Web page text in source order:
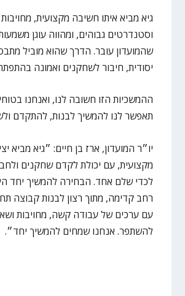
גיא מביא איתו חשיבה מקצועית, מחויבות
וסטנדרטים גבוהים, ומהווה עוגן
שהמועדון עובר. הדרך שהוא מוביל
יסודית, חיבור לשחקנים ואמונה
ההמשכיות הזו חשובה לנו, ואנחנו
תאפשר לנו להמשיך לבנות, להתקדם
יו״ר המועדון, ארז בן חיים: ״גיא מביא
מקצועית, עם יכולת לקדם שחקנים
לכדי שלם אחד. הבחירה להמשיך יחד
רחב קדימה, מתוך רצון לבנות קבוצה
עם ערכים של עבודה קשה, מחויבות
להשתפר. אנחנו שמחים להמשיך יחד״.